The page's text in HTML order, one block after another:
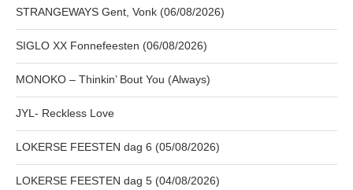
STRANGEWAYS Gent, Vonk (06/08/2026)
SIGLO XX Fonnefeesten (06/08/2026)
MONOKO – Thinkin’ Bout You (Always)
JYL- Reckless Love
LOKERSE FEESTEN dag 6 (05/08/2026)
LOKERSE FEESTEN dag 5 (04/08/2026)